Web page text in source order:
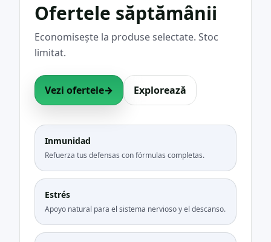
Ofertele săptămânii
Economisește la produse selectate. Stoc
limitat.
Vezi ofertele→ Explorează
Inmunidad
Refuerza tus defensas con fórmulas completas.
Estrés
Apoyo natural para el sistema nervioso y el descanso.